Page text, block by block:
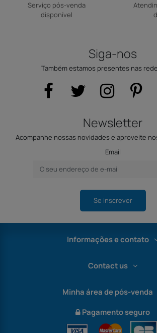
Serviço pós-venda
disponível
Siga-nos
Também estamos presentes nas
Newsletter
Acompanhe nossas novidades e aproveite
Email
Se inscrever
Informações e contato
Contact us
Minha área de pós-venda
Pagamento seguro